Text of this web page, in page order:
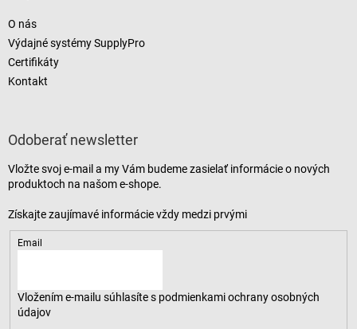
O nás
Výdajné systémy SupplyPro
Certifikáty
Kontakt
Odoberať newsletter
Vložte svoj e-mail a my Vám budeme zasielať informácie o nových
produktoch na našom e-shope.
Email
Vložením e-mailu súhlasíte s podmienkami ochrany osobných
údajov